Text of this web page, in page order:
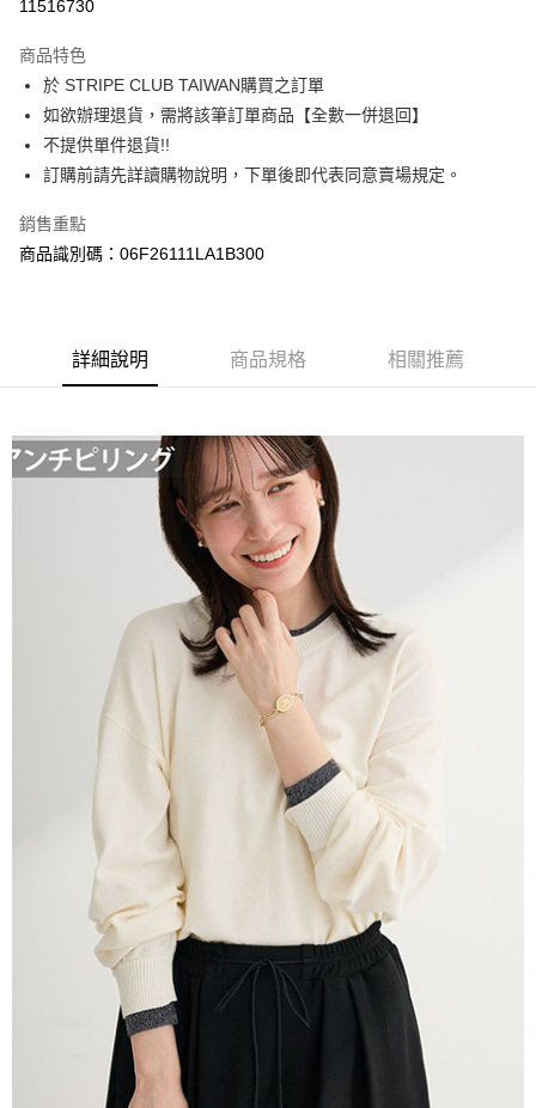
上海商業儲蓄銀行
臺灣中小企業銀行
匯豐（台灣）商業銀行
華泰商業銀行
聯邦商業銀行
遠東國際商業銀行
元大商業銀行
玉山商業銀行
星展（台灣）商業銀行
台灣樂天信用卡公司
LINE Pay
Apple Pay
街口支付
悠遊付
大哥付你分期
相關說明
流程，驗證手機門號後，選擇欲分期的期數、繳款截止日，確認付款後即完
成交易。
消。如遇「轉專審核」未通過狀況，表示未達大哥付你分期系統評分，恕無
法說明評估內容。
1.分期款項不併入電信帳單，「大哥付你分期」於每月結算日後寄送繳費提
2.透過簡訊連結打開帳單後，可選擇「超商條碼／台灣大直營門市／銀行轉
帳／街口支付／iPASS MONEY」等通路繳費。
1.本服務係由「台灣大哥大股份有限公司」（以下簡稱本公司）所提供，讓
用戶於交易時，得透過本服務購買商品或服務，並由商店將買賣／分期付款
買賣價金債權讓與本公司後，依約使用本公司帳單繳交帳款。
2.基於同意付款使用「大哥付你分期」之契約關係目的，商店將以您的個人
資料（包含姓名、電話或地址）提供予台灣大哥大進項蒐集、處理及利用，
由本公司與您本人進行分期帳單所需資料之確認、核對及更正。
3.完整用戶服務條款，請詳閱以下連結：
https://oppay.tw/userRule
【關於「AFTEE先享後付」】
AFTEE先享後付是「在收到商品之後才付款」的支付方式。 讓您購物簡單
１．簡單：不需註冊會員、不需綁卡、不需儲值。
２．便利：只要手機號碼，簡訊認證，即可結帳。
３．安心：先確認商品／服務後，再付款。
【「AFTEE先享後付」結帳流程】
１．於結帳方式選擇「AFTEE先享後付」後，將跳轉至「AFTEE先享後付」
結帳頁面，進行簡訊認證並確認金額後，即可完成結帳。
２．訂單成立數日內，您將收到繳費通知簡訊。
３．收到繳費通知簡訊後14天內，點擊此簡訊中的連結，可透過四大超商／
ATM／網路銀行／等多元方式進行付款，方視為交易完成。
※ 請注意：結帳手續完成當下不需立刻繳費，但若您需要取消訂單，請聯絡
購買商品的店家。未經商家同意取消之訂單仍視為有效，需透過AFTEE先享
後付繳納相關費用。
※ 交易是否成功請以「AFTEE先享後付 」之結帳頁面顯示為準，若有關於
是否繳費成功／繳費後需取消欲退款等相關疑問，請聯繫「AFTEE先享後付
https://netprotections.freshdesk.com/support/home
１．透過由恩沛科技股份有限公司提供之「AFTEE先享後付」服務完成之交
易，需依本服務之必要範圍內提供個人資料，並將交易相關給付款項請求債
權轉讓予恩沛科技股份有限公司。
２．關於個人資料處理事宜，請瀏覽以下網址：
https://aftee.tw/terms/#terms3
３．未成年的使用者請事先徵得法定代理人或監護人之同意方可使用
「AFTEE先享後付」，若未經同意申辦者引起之損失，本公司不負相關責
４．使用「AFTEE先享後付」時，將依據個別帳號之用戶狀況，依本公司即
時審查核予不同之上限額度；若仍有額度不足之情形，本公司將視審查結果
請求用戶進行身份認證。
５．嚴禁一人註冊多個帳號或使用他人資訊註冊。若發現惡意使用之情形，
恩沛科技股份有限公司將有權停止該用戶之使用額度並採取法律行動。
ATM付款
運送方式
全家取貨付款
每筆NT$60，滿NT$388(含以上)免運費
每筆NT$60，滿NT$388(含以上)免運費
萊爾富取貨付款
每筆NT$60，滿NT$888(含以上)免運費
萊爾富純取貨
每筆NT$60，滿NT$888(含以上)免運費
每筆NT$60，滿NT$888(含以上)免運費
7-11純取貨
每筆NT$60，滿NT$888(含以上)免運費
每筆NT$90，滿NT$888(含以上)免運費
11516730
商品特色
於 STRIPE CLUB TAIWAN購買之訂單
如欲辦理退貨，需將該筆訂單商品【全數一併退回】
不提供單件退貨!!
訂購前請先詳讀購物說明，下單後即代表同意賣場規定。
銷售重點
商品識別碼：06F26111LA1B300
詳細說明 商品規格 相關推薦